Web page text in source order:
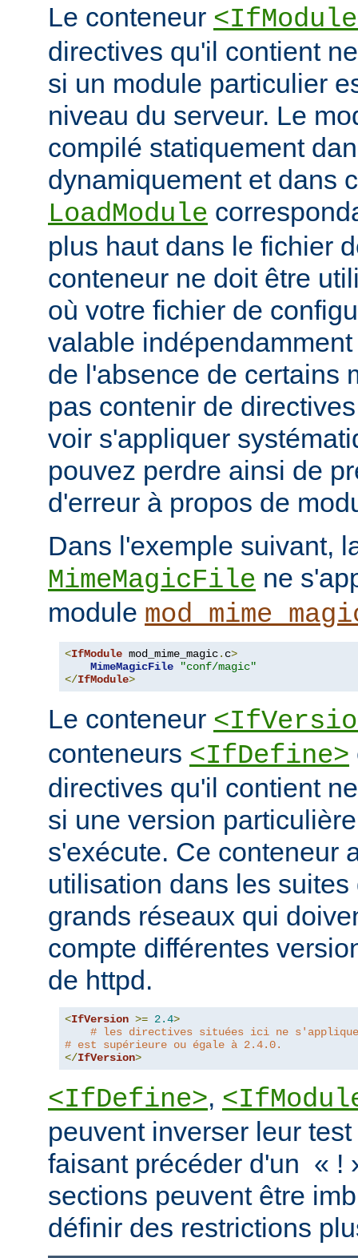
Le conteneur
directives qu'il contient
si un module particulier
niveau du serveur. Le
compilé statiquement
dynamiquement et dans
LoadModule
plus haut dans le fichier
conteneur ne doit être
où votre fichier de
valable
de l'absence de certains
pas contenir de
voir s'appliquer
pouvez perdre ainsi de
d'erreur à propos de
Dans l'exemple suivant,
MimeMagicFile ne
module
<IfModule mod_mime_magic. c>
MimeMagicFile
"conf/magic"
</IfModule>
Le conteneur
conteneurs <IfDefine>
directives qu'il contient
si une version
s'exécute. Ce conteneur
utilisation dans les
grands réseaux qui
compte différentes
de httpd.
<IfVersion >= 2.4>
# les directives situées ici ne
# est supérieure ou égale à 2.4.0.
</IfVersion>
<IfDefine>,
peuvent inverser leur
faisant précéder d'un « !
sections peuvent être
définir des restrictions